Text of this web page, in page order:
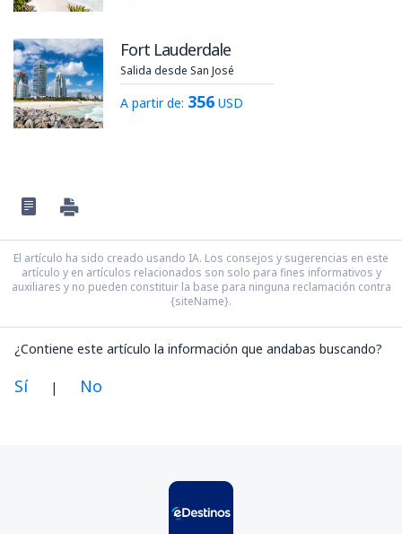
Fort Lauderdale
Salida desde San José
A partir de: 356 USD
El artículo ha sido creado usando IA. Los consejos y sugerencias en este
artículo y en artículos relacionados son solo para fines informativos y
auxiliares y no pueden constituir la base para ninguna reclamación contra
{siteName}.
¿Contiene este artículo la información que andabas buscando?
Sí | No
Contiene información incorrecta
No profundiza en el tema